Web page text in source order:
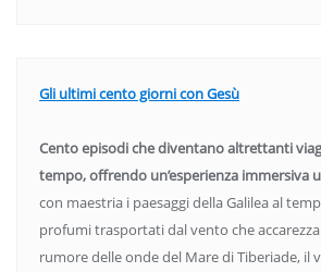
Gli ultimi cento giorni con Gesù
Cento episodi che diventano altrettanti
tempo, offrendo un’esperienza immersiva
con maestria i paesaggi della Galilea al
profumi trasportati dal vento che
rumore delle onde del Mare di Tiberiade, il